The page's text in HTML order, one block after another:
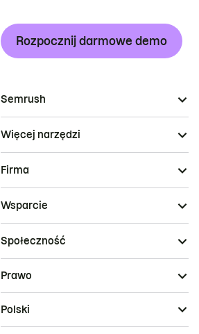
Rozpocznij darmowe demo
Semrush
Więcej narzędzi
Firma
Wsparcie
Społeczność
Prawo
Polski